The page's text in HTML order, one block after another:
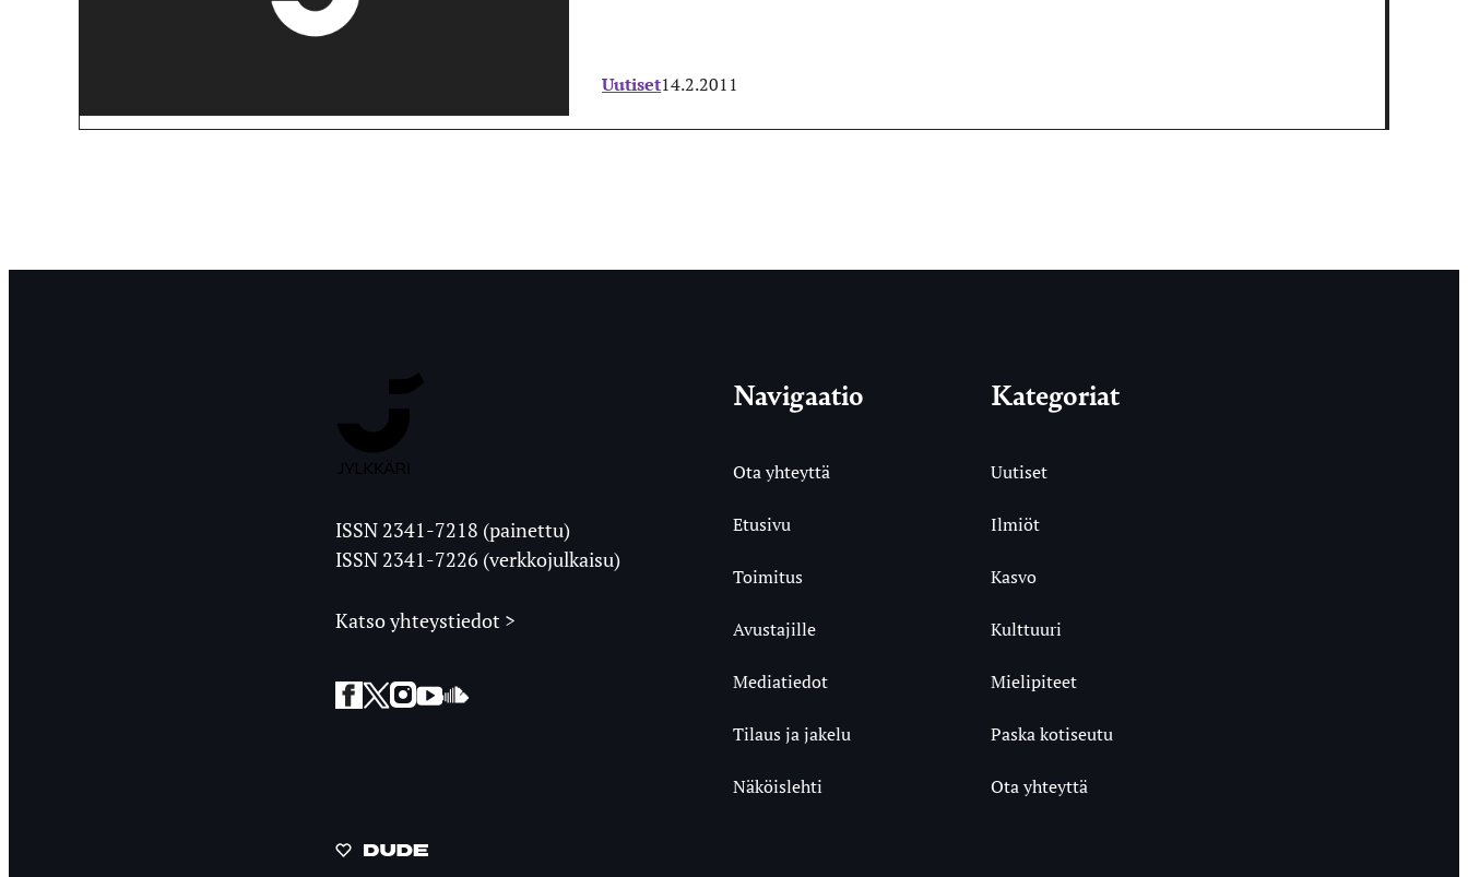
Uutiset14.2.2011
Ylioppilaslehti
ISSN 2341-7218 (painettu)
ISSN 2341-7226 (verkkojulkaisu)
Katso yhteystiedot >
Facebook
Twitter
Instagram
YouTubeSoundCloud
Navigaatio
Ota yhteyttä
Etusivu
Toimitus
Avustajille
Mediatiedot
Tilaus ja jakelu
Näköislehti
Kategoriat
Uutiset
Ilmiöt
Kasvo
Kulttuuri
Mielipiteet
Paska kotiseutu
Ota yhteyttä